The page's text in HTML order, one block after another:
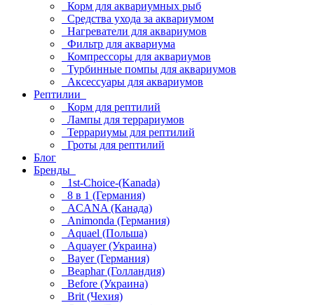
Корм для аквариумных рыб
Средства ухода за аквариумом
Нагреватели для аквариумов
Фильтр для аквариума
Компрессоры для аквариумов
Турбинные помпы для аквариумов
Аксессуары для аквариумов
Рептилии
Корм для рептилий
Лампы для террариумов
Террариумы для рептилий
Гроты для рептилий
Блог
Бренды
1st-Choice-(Kanada)
8 в 1 (Германия)
ACANA (Канада)
Animonda (Германия)
Aquael (Польша)
Aquayer (Украина)
Bayer (Германия)
Beaphar (Голландия)
Before (Украина)
Brit (Чехия)